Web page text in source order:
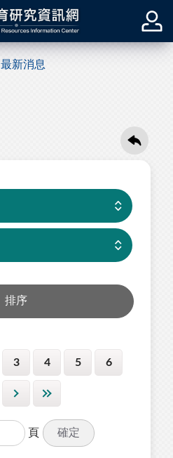
最新消息
3 4 5 6
頁 確定